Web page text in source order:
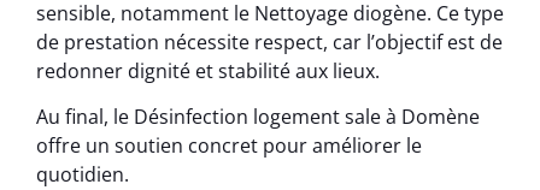
sensible, notamment le Nettoyage diogène. Ce type
de prestation nécessite respect, car l’objectif est de
redonner dignité et stabilité aux lieux.
Au final, le Désinfection logement sale à Domène
offre un soutien concret pour améliorer le
quotidien.